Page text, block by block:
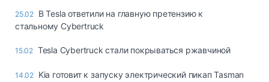
Коммерческий
транспорт
Спецтехника
Автосервис,
25.02 В Tesla ответили на главную претензию к
стальному Cybertruck
15.02 Tesla Cybertruck стали покрываться ржавчиной
14.02 Kia готовит к запуску электрический пикап Tasman